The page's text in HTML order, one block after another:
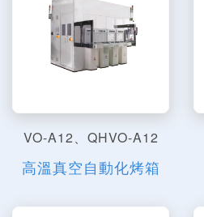
VO-A12、QHVO-A12
高溫真空自動化烤箱